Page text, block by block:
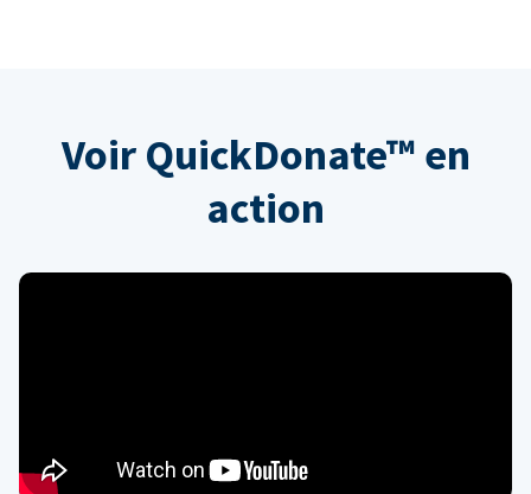
Voir QuickDonate™ en
action